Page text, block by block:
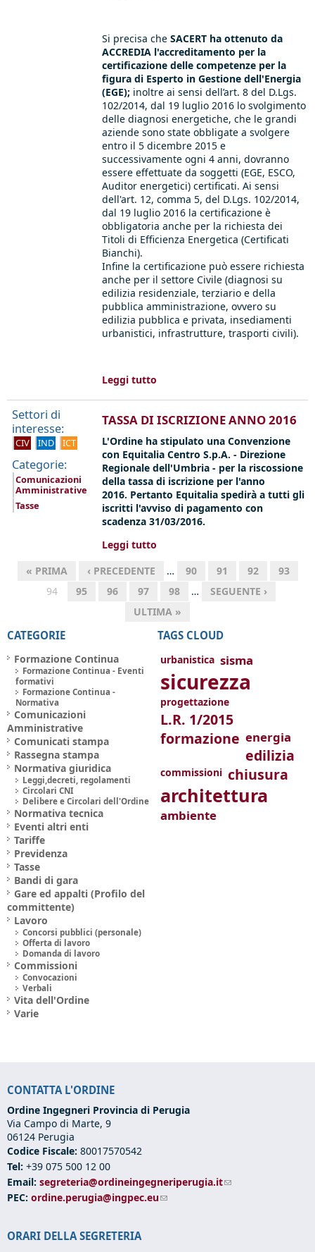
Si precisa cheSACERT ha ottenuto da
ACCREDIA l'accreditamento per la
certificazione delle competenze per la
figura di Esperto in Gestione dell'Energia
(EGE); inoltre ai sensi dell’art. 8 del D.Lgs.
102/2014, dal 19 luglio 2016 lo svolgimento
delle diagnosi energetiche, che le grandi
aziende sono state obbligate a svolgere
entro il 5 dicembre 2015 e
successivamente ogni 4 anni, dovranno
essere effettuate da soggetti (EGE, ESCO,
Auditor energetici) certificati. Ai sensi
dell'art. 12, comma 5, del D.Lgs. 102/2014,
dal 19 luglio 2016 la certificazione è
obbligatoria anche per la richiesta dei
Titoli di Efficienza Energetica (Certificati
Bianchi).
Infine la certificazione può essere richiesta
anche per il settore Civile (diagnosi su
edilizia residenziale, terziario e della
pubblica amministrazione, ovvero su
edilizia pubblica e privata, insediamenti
urbanistici, infrastrutture, trasporti civili).
Leggi tutto
Settori di
interesse:
CIV IND ICT
Categorie:
Comunicazioni
Amministrative
Tasse
TASSA DI ISCRIZIONE ANNO 2016
L'Ordine ha stipulato una Convenzione
con Equitalia Centro S.p.A. - Direzione
Regionale dell'Umbria - per la riscossione
della tassa di iscrizione per l'anno
2016. Pertanto Equitalia spedirà a tutti gli
iscritti l'avviso di pagamento con
scadenza 31/03/2016.
Leggi tutto
« PRIMA
‹ PRECEDENTE … 90 91 92
93
94
95 96 97 98 …
SEGUENTE ›
ULTIMA »
CATEGORIE
Formazione Continua
Formazione Continua - Eventi
formativi
Formazione Continua -
Normativa
Comunicazioni
Amministrative
Comunicati stampa
Rassegna stampa
Normativa giuridica
Leggi,decreti, regolamenti
Circolari CNI
Delibere e Circolari dell'Ordine
Normativa tecnica
Eventi altri enti
Tariffe
Previdenza
Tasse
Bandi di gara
Gare ed appalti (Profilo del
committente)
Lavoro
Concorsi pubblici (personale)
Offerta di lavoro
Domanda di lavoro
Commissioni
Convocazioni
Verbali
Vita dell'Ordine
Varie
TAGS CLOUD
urbanistica sisma
sicurezza
progettazione
L.R. 1/2015
formazione energia
edilizia
commissioni chiusura
architettura
ambiente
CONTATTA L'ORDINE
Ordine Ingegneri Provincia di Perugia
Via Campo di Marte, 9
06124 Perugia
Codice Fiscale: 80017570542
Tel: +39 075 500 12 00
Email: segreteria@ordineingegneriperugia.it(link sends e-mail)
PEC: ordine.perugia@ingpec.eu(link sends e-mail)
ORARI DELLA SEGRETERIA